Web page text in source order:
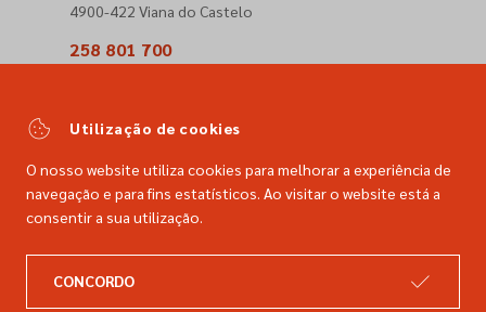
4900-422 Viana do Castelo
258 801 700
comercial@dimacer.com
Catálogo
Utilização de cookies
O nosso website utiliza cookies para melhorar a experiência de
navegação e para fins estatísticos. Ao visitar o website está a
consentir a sua utilização.
CONCORDO